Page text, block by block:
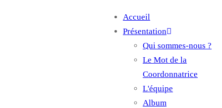
Main
navigation
Accueil
Présentation
Qui sommes-nous ?
Le Mot de la
Coordonnatrice
L'équipe
Album